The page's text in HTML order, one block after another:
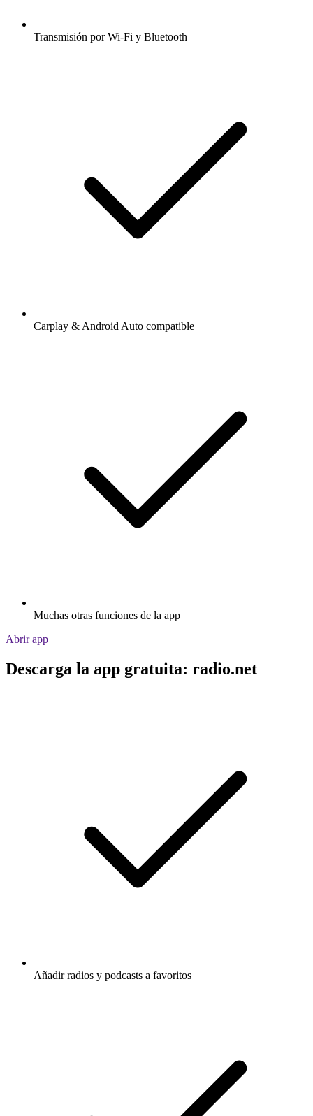
Transmisión por Wi-Fi y Bluetooth
Carplay & Android Auto compatible
Muchas otras funciones de la app
Abrir app
Descarga la app gratuita: radio.net
Añadir radios y podcasts a favoritos